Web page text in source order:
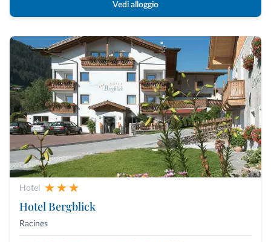
Vedi alloggio
Hotel
Hotel Bergblick
Racines